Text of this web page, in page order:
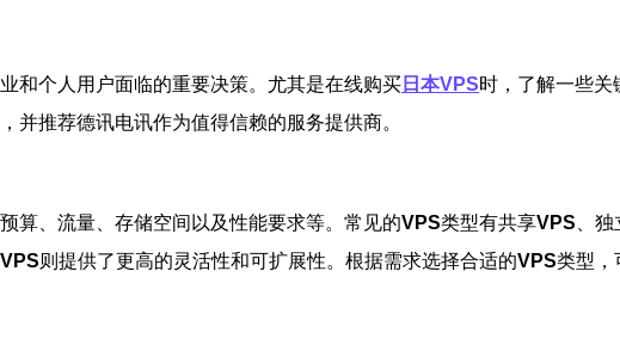
和个人用户面临的重要决策。尤其是在线购买 日本VPS时，了解一些关
并推荐德讯电讯作为值得信赖的服务提供商。
算、流量、存储空间以及性能要求等。常见的VPS类型有共享VPS 、独
VPS则提供了更高的灵活性和可扩展性。根据需求选择合适的VPS类型，